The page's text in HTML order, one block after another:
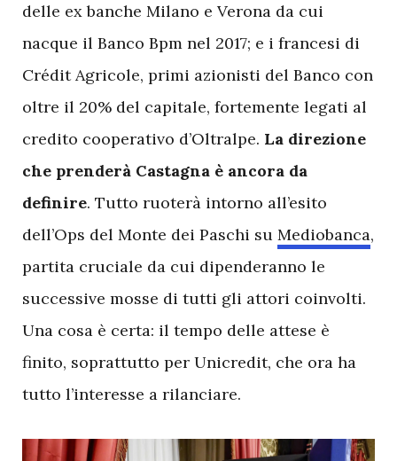
delle ex banche Milano e Verona da cui
nacque il Banco Bpm nel 2017; e i francesi di
Crédit Agricole, primi azionisti del Banco con
oltre il 20% del capitale, fortemente legati al
credito cooperativo d’Oltralpe. La direzione
che prenderà Castagna è ancora da
definire. Tutto ruoterà intorno all’esito
dell’Ops del Monte dei Paschi su Mediobanca,
partita cruciale da cui dipenderanno le
successive mosse di tutti gli attori coinvolti.
Una cosa è certa: il tempo delle attese è
finito, soprattutto per Unicredit, che ora ha
tutto l’interesse a rilanciare.